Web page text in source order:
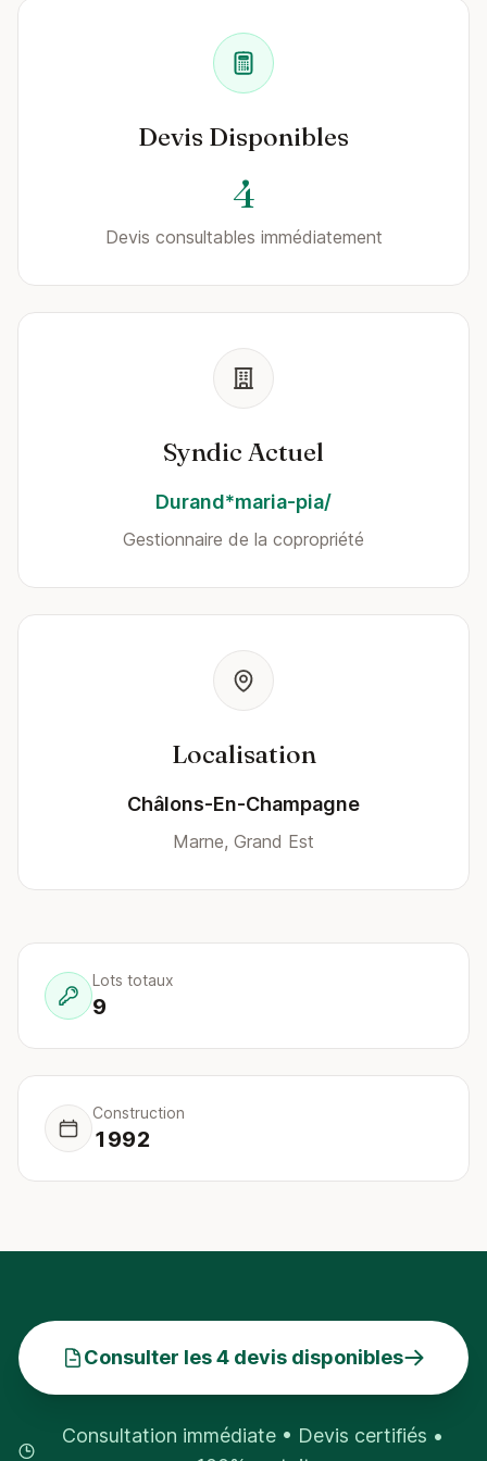
Devis Disponibles
4
Devis consultables immédiatement
Syndic Actuel
Durand*maria-pia/
Gestionnaire de la copropriété
Localisation
Châlons-En-Champagne
Marne, Grand Est
Lots totaux
9
Construction
1992
Consulter les 4 devis disponibles
Consultation immédiate • Devis certifiés •